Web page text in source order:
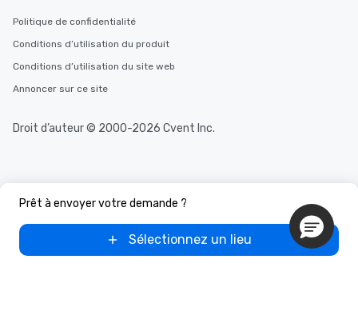
Prêt à envoyer votre demande ?
Sélectionnez un lieu
Politique de confidentialité
Conditions d’utilisation du produit
Conditions d’utilisation du site web
Annoncer sur ce site
Droit d’auteur © 2000-2026 Cvent Inc.